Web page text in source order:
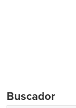
Buscador